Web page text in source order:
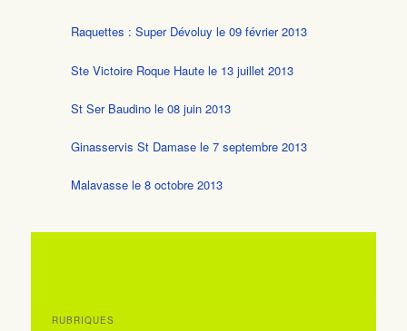
Raquettes : Super Dévoluy le 09 février 2013
Ste Victoire Roque Haute le 13 juillet 2013
St Ser Baudino le 08 juin 2013
Ginasservis St Damase le 7 septembre 2013
Malavasse le 8 octobre 2013
RUBRIQUES